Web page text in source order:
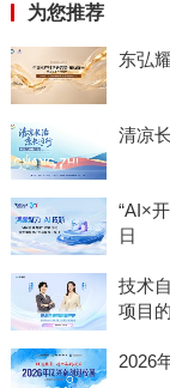
为您推荐
东弘
清凉
“AI×
日
技术
项目
2026